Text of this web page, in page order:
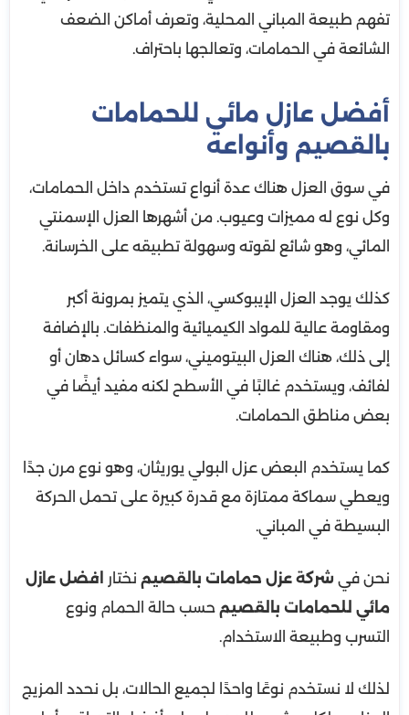
تفهم طبيعة المباني المحلية، وتعرف أماكن الضعف
الشائعة في الحمامات، وتعالجها باحتراف.
أفضل عازل مائي للحمامات
بالقصيم وأنواعه
في سوق العزل هناك عدة أنواع تستخدم داخل الحمامات،
وكل نوع له مميزات وعيوب. من أشهرها العزل الإسمنتي
المائي، وهو شائع لقوته وسهولة تطبيقه على الخرسانة.
كذلك يوجد العزل الإيبوكسي، الذي يتميز بمرونة أكبر
ومقاومة عالية للمواد الكيميائية والمنظفات. بالإضافة
إلى ذلك، هناك العزل البيتوميني، سواء كسائل دهان أو
لفائف، ويستخدم غالبًا في الأسطح لكنه مفيد أيضًا في
بعض مناطق الحمامات.
كما يستخدم البعض عزل البولي يوريثان، وهو نوع مرن جدًا
ويعطي سماكة ممتازة مع قدرة كبيرة على تحمل الحركة
البسيطة في المباني.
نحن في شركة عزل حمامات بالقصيم نختار
افضل عازل
مائي للحمامات بالقصيم حسب حالة الحمام ونوع
التسرب وطبيعة الاستخدام.
لذلك لا نستخدم نوعًا واحدًا لجميع الحالات، بل نحدد المزيج